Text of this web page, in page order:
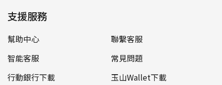
支援服務
幫助中心
聯繫客服
智能客服
常見問題
行動銀行下載
玉山Wallet下載